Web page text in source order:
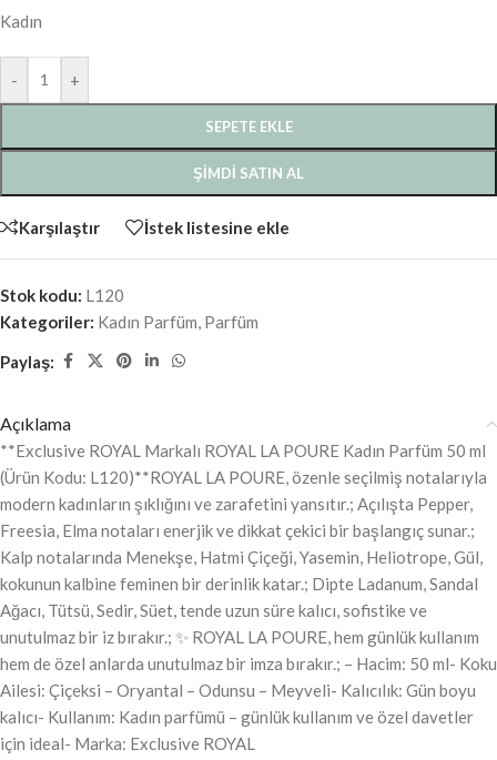
Kadın
- +
SEPETE EKLE
ŞIMDI SATIN AL
Karşılaştır İstek listesine ekle
Stok kodu: L120
Kategoriler: Kadın Parfüm, Parfüm
Paylaş:
Açıklama
**Exclusive ROYAL Markalı ROYAL LA POURE Kadın Parfüm 50 ml
(Ürün Kodu: L120)**ROYAL LA POURE, özenle seçilmiş notalarıyla
modern kadınların şıklığını ve zarafetini yansıtır.; Açılışta Pepper,
Freesia, Elma notaları enerjik ve dikkat çekici bir başlangıç sunar.;
Kalp notalarında Menekşe, Hatmi Çiçeği, Yasemin, Heliotrope, Gül,
kokunun kalbine feminen bir derinlik katar.; Dipte Ladanum, Sandal
Ağacı, Tütsü, Sedir, Süet, tende uzun süre kalıcı, sofistike ve
unutulmaz bir iz bırakır.; ✨ ROYAL LA POURE, hem günlük kullanım
hem de özel anlarda unutulmaz bir imza bırakır.; – Hacim: 50 ml- Koku
Ailesi: Çiçeksi – Oryantal – Odunsu – Meyveli- Kalıcılık: Gün boyu
kalıcı- Kullanım: Kadın parfümü – günlük kullanım ve özel davetler
için ideal- Marka: Exclusive ROYAL